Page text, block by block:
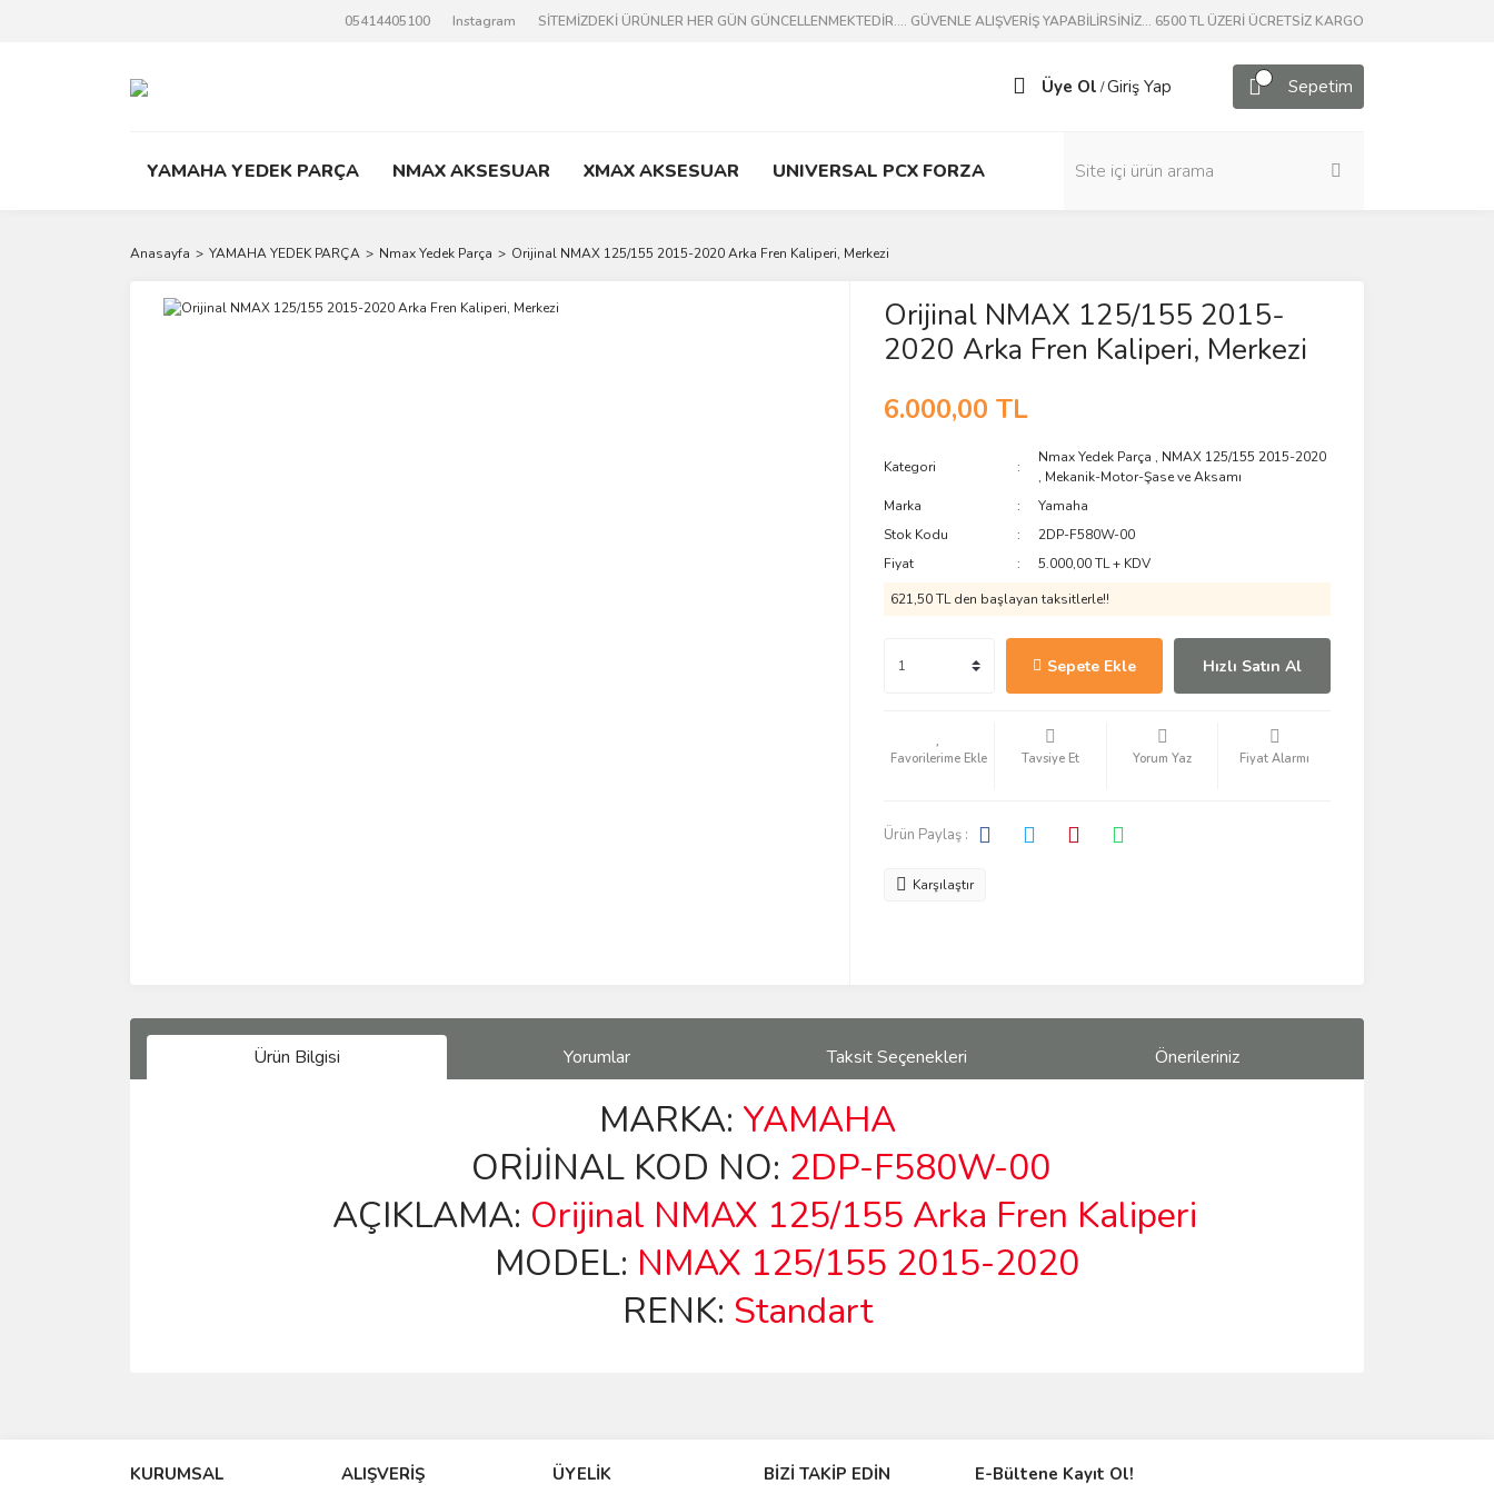
05414405100 Instagram SİTEMİZDEKİ ÜRÜNLER HER GÜN GÜNCELLENMEKTEDİR.... GÜVENLE ALIŞVERİŞ YAPABİLİRSİNİZ... 6500 TL ÜZERİ ÜCRETSİZ KARGO
Üye Ol /Giriş Yap Sepetim
YAMAHA YEDEK PARÇA NMAX AKSESUAR XMAX AKSESUAR UNIVERSAL PCX FORZA
Anasayfa YAMAHA YEDEK PARÇA Nmax Yedek Parça Orijinal NMAX 125/155 2015-2020 Arka Fren Kaliperi, Merkezi
Orijinal NMAX 125/155 2015-
2020 Arka Fren Kaliperi, Merkezi
6.000,00 TL
Kategori
Nmax Yedek Parça , NMAX 125/155 2015-2020
, Mekanik-Motor-Şase ve Aksamı
Marka
Yamaha
Stok Kodu
2DP-F580W-00
Fiyat
5.000,00 TL + KDV
621,50 TL den başlayan taksitlerle!!
Sepete Ekle Hızlı Satın Al
Tavsiye Et Yorum Yaz Fiyat Alarmı
Ürün Paylaş :
Karşılaştır
Ürün Bilgisi Yorumlar Taksit Seçenekleri Önerileriniz
MARKA: YAMAHA
ORİJİNAL KOD NO: 2DP-F580W-00
AÇIKLAMA: Orijinal NMAX 125/155 Arka Fren Kaliperi
MODEL: NMAX 125/155 2015-2020
RENK: Standart
Ürün resmi kalitesiz, bozuk veya görüntülenemiyor.
KURUMSAL ALIŞVERİŞ ÜYELİK BİZİ TAKİP EDİN E-Bültene Kayıt Ol!